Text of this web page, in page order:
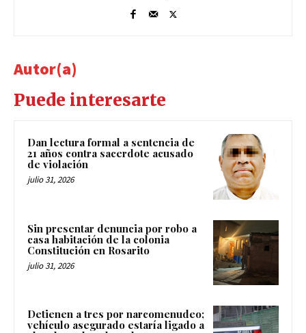
Autor(a)
Puede interesarte
Dan lectura formal a sentencia de
21 años contra sacerdote acusado
de violación
julio 31, 2026
Sin presentar denuncia por robo a
casa habitación de la colonia
Constitución en Rosarito
julio 31, 2026
Detienen a tres por narcomenudeo;
vehículo asegurado estaría ligado a